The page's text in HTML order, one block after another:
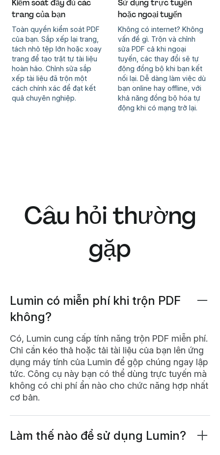
Kiểm soát đầy đủ các
trang của bạn
Toàn quyền kiểm soát PDF
của bạn. Sắp xếp lại trang,
tách nhỏ tệp lớn hoặc xoay
trang để tạo trật tự tài liệu
hoàn hảo. Chỉnh sửa sắp
xếp tài liệu đã trộn một
cách chính xác để đạt kết
quả chuyên nghiệp.
Sử dụng trực tuyến
hoặc ngoại tuyến
Không có internet? Không
vấn đề gì. Trộn và chỉnh
sửa PDF cả khi ngoại
tuyến, các thay đổi sẽ tự
động đồng bộ khi bạn kết
nối lại. Dễ dàng làm việc dù
bạn online hay offline, với
khả năng đồng bộ hóa tự
động khi có mạng trở lại.
Câu hỏi thường
gặp
Lumin có miễn phí khi trộn PDF
không?
Có, Lumin cung cấp tính năng trộn PDF miễn phí.
Chỉ cần kéo thả hoặc tải tài liệu của bạn lên ứng
dụng máy tính của Lumin để gộp chúng ngay lập
tức. Công cụ này bạn có thể dùng trực tuyến mà
không có chi phí ẩn nào cho chức năng hợp nhất
cơ bản.
Làm thế nào để sử dụng Lumin?